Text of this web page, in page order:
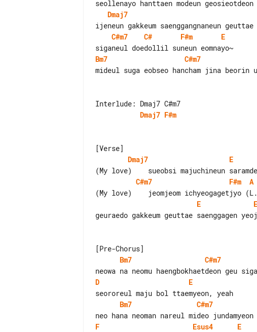
Dmaj7
C#m7
C# F#m
E
Bm7
C#m7
mideul suga eobseo hancham jina beorin
Dmaj7 F#m
Dmaj7
E
C#m7
F#m A
E
geuraedo gakkeum geuttae saenggagen
Bm7
C#m7
D
E
Bm7
C#m7
F
Esus4
E